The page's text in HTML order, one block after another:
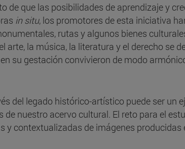
de que las posibilidades de aprendizaje y
in situ, los promotores de esta iniciativa
rutas y algunos bienes
arte, la música, la literatura y el derecho se
su gestación convivieron de modo
del legado histórico-artístico puede ser
nuestro acervo cultural. El reto para el
y contextualizadas de imágenes